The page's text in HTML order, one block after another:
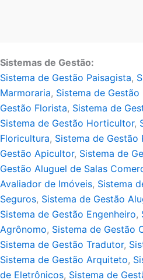
Sistemas de Gestão:
Sistema de Gestão Paisagista,
Marmoraria, Sistema de Gestão
Gestão Florista, Sistema de
Sistema de Gestão Horticultor,
Floricultura, Sistema de Gestão
Gestão Apicultor, Sistema de
Gestão Aluguel de Salas
Avaliador de Imóveis, Sistema
Seguros, Sistema de Gestão
Sistema de Gestão Engenheiro,
Agrônomo, Sistema de Gestão
Sistema de Gestão Tradutor,
Sistema de Gestão Arquiteto,
de Eletrônicos, Sistema de